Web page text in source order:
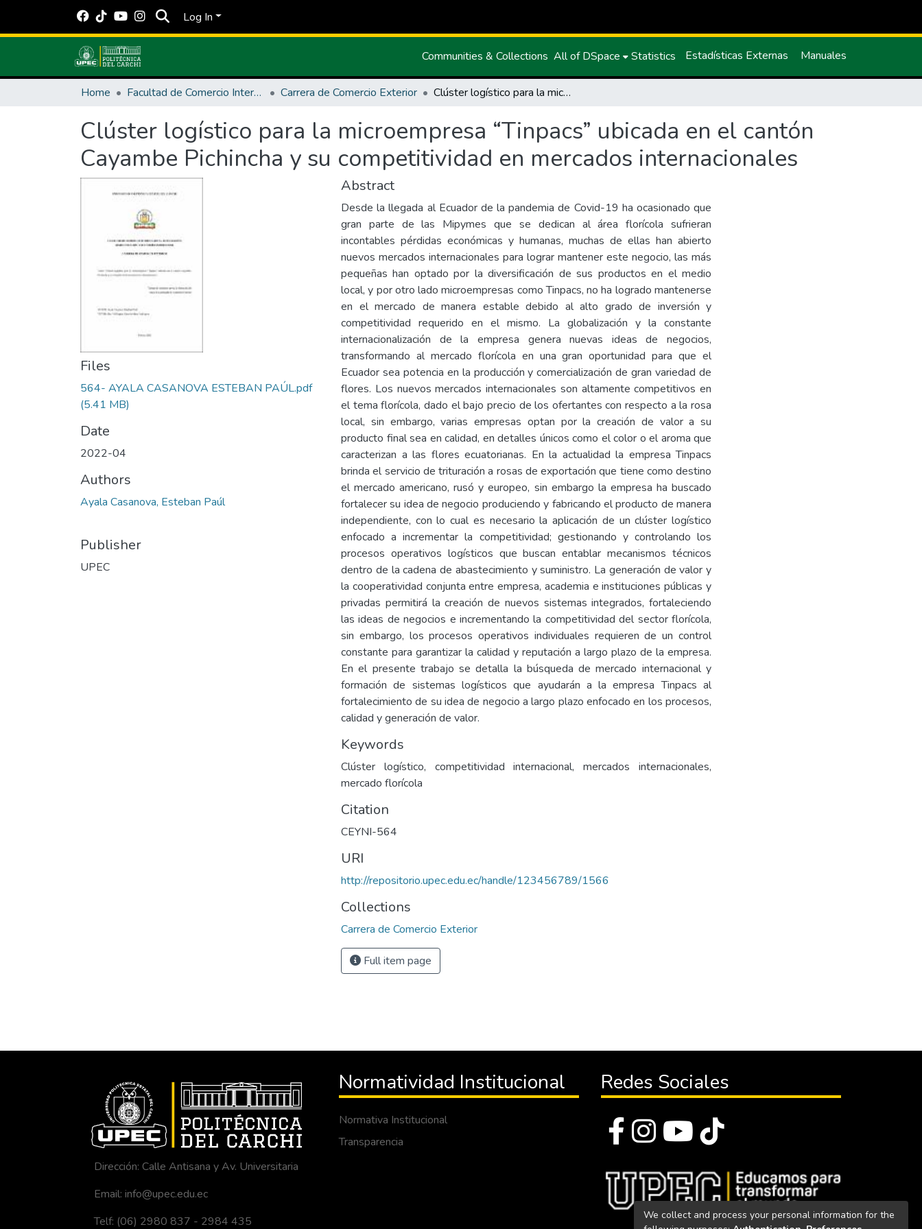
Log In
Communities & Collections All of DSpace Statistics Estadísticas Externas Manuales
Home Facultad de Comercio Internacional, Integración, Administración y Economía Empresarial Carrera de Comercio Exterior Clúster logístico para la microempresa “Tinpacs” ubicada en el cantón Cayambe Pichincha y su competitividad en mercados internacionales
Clúster logístico para la microempresa “Tinpacs” ubicada en el cantón
Cayambe Pichincha y su competitividad en mercados internacionales
Files
564- AYALA CASANOVA ESTEBAN PAÚL.pdf
(5.41 MB)
Date
2022-04
Authors
Ayala Casanova, Esteban Paúl
Publisher
UPEC
Abstract
Desde la llegada al Ecuador de la pandemia de Covid-19 ha ocasionado que
gran parte de las Mipymes que se dedican al área florícola sufrieran
incontables pérdidas económicas y humanas, muchas de ellas han abierto
nuevos mercados internacionales para lograr mantener este negocio, las más
pequeñas han optado por la diversificación de sus productos en el medio
local, y por otro lado microempresas como Tinpacs, no ha logrado mantenerse
en el mercado de manera estable debido al alto grado de inversión y
competitividad requerido en el mismo. La globalización y la constante
internacionalización de la empresa genera nuevas ideas de negocios,
transformando al mercado florícola en una gran oportunidad para que el
Ecuador sea potencia en la producción y comercialización de gran variedad de
flores. Los nuevos mercados internacionales son altamente competitivos en
el tema florícola, dado el bajo precio de los ofertantes con respecto a la rosa
local, sin embargo, varias empresas optan por la creación de valor a su
producto final sea en calidad, en detalles únicos como el color o el aroma que
caracterizan a las flores ecuatorianas. En la actualidad la empresa Tinpacs
brinda el servicio de trituración a rosas de exportación que tiene como destino
el mercado americano, rusó y europeo, sin embargo la empresa ha buscado
fortalecer su idea de negocio produciendo y fabricando el producto de manera
independiente, con lo cual es necesario la aplicación de un clúster logístico
enfocado a incrementar la competitividad; gestionando y controlando los
procesos operativos logísticos que buscan entablar mecanismos técnicos
dentro de la cadena de abastecimiento y suministro. La generación de valor y
la cooperatividad conjunta entre empresa, academia e instituciones públicas y
privadas permitirá la creación de nuevos sistemas integrados, fortaleciendo
las ideas de negocios e incrementando la competitividad del sector florícola,
sin embargo, los procesos operativos individuales requieren de un control
constante para garantizar la calidad y reputación a largo plazo de la empresa.
En el presente trabajo se detalla la búsqueda de mercado internacional y
formación de sistemas logísticos que ayudarán a la empresa Tinpacs al
fortalecimiento de su idea de negocio a largo plazo enfocado en los procesos,
calidad y generación de valor.
Keywords
Clúster logístico, competitividad internacional, mercados internacionales,
mercado florícola
Citation
CEYNI-564
URI
http://repositorio.upec.edu.ec/handle/123456789/1566
Collections
Carrera de Comercio Exterior
Full item page
Dirección: Calle Antisana y Av. Universitaria
Email: info@upec.edu.ec
Telf: (06) 2980 837 - 2984 435
Normatividad Institucional
Normativa Institucional
Transparencia
Redes Sociales
We collect and process your personal information for the